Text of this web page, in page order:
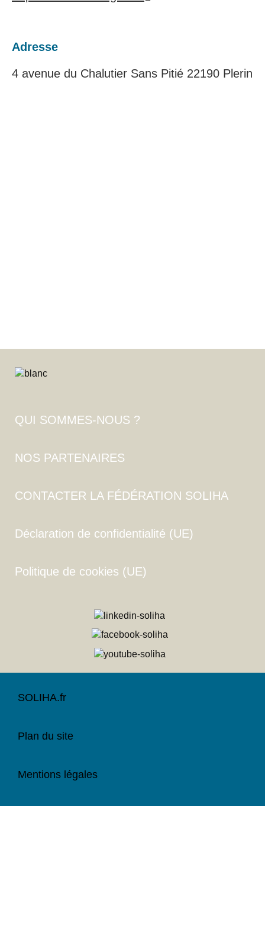
Adresse
4 avenue du Chalutier Sans Pitié 22190 Plerin
QUI SOMMES-NOUS ?
NOS PARTENAIRES
CONTACTER LA FÉDÉRATION SOLIHA
Déclaration de confidentialité (UE)
Politique de cookies (UE)
SOLIHA.fr
Plan du site
Mentions légales